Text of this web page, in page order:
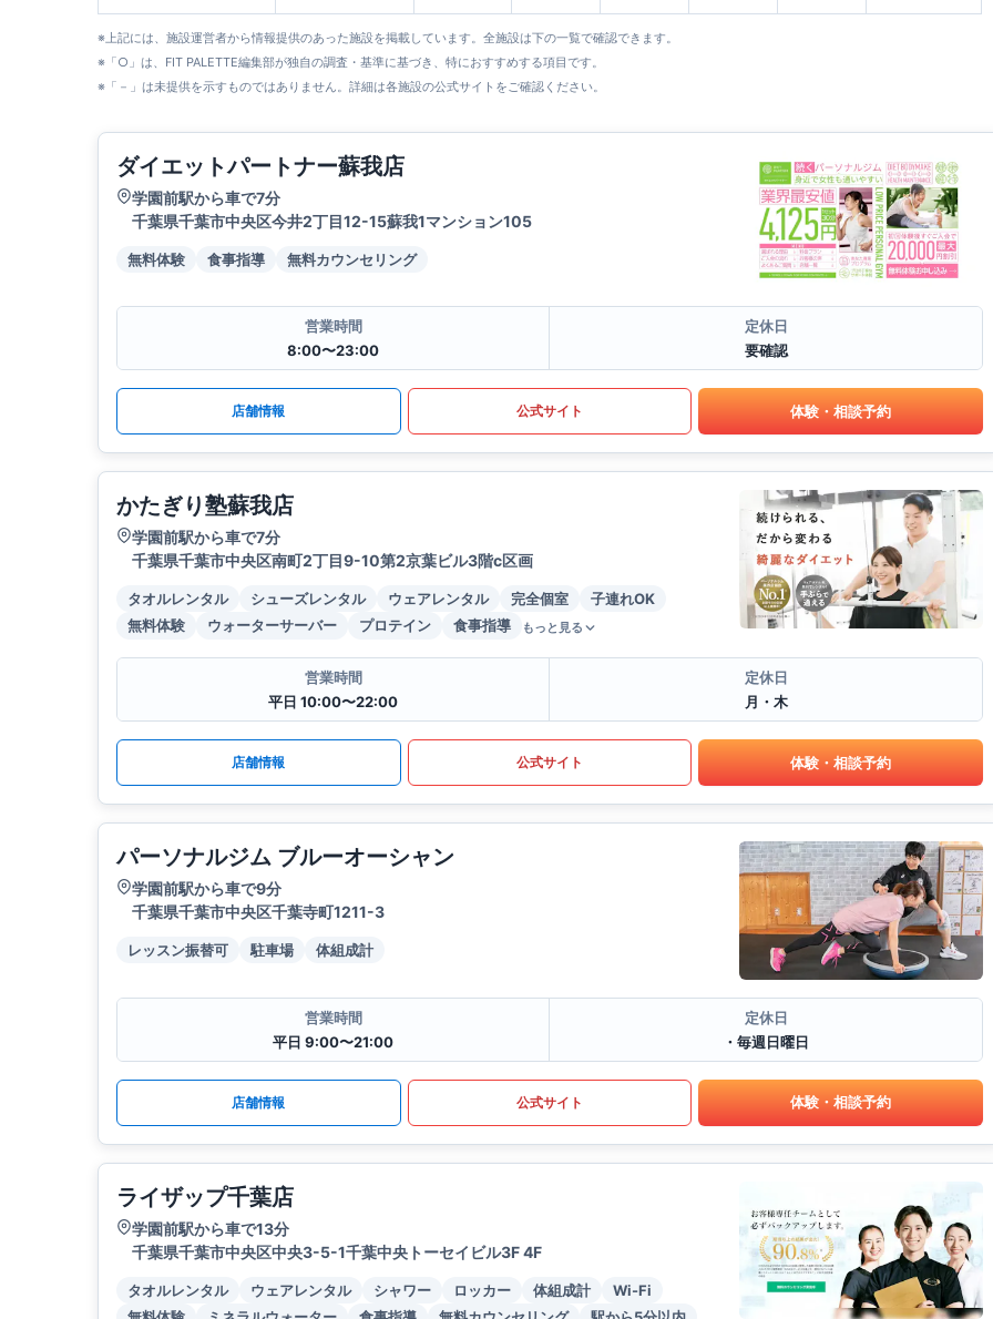
※上記には、施設運営者から情報提供のあった施設を掲載しています。全施設は下の一覧で確認できます。
※「○」は、FIT PALETTE編集部が独自の調査・基準に基づき、特におすすめする項目です。
※「－」は未提供を示すものではありません。詳細は各施設の公式サイトをご確認ください。
ダイエットパートナー蘇我店
学園前駅から車で7分
千葉県千葉市中央区今井2丁目12-15蘇我1マンション105
無料体験 食事指導 無料カウンセリング
営業時間
8:00〜23:00
定休日
要確認
店舗情報 公式サイト 体験・相談予約
かたぎり塾蘇我店
学園前駅から車で7分
千葉県千葉市中央区南町2丁目9-10第2京葉ビル3階c区画
タオルレンタル シューズレンタル ウェアレンタル 完全個室
子連れOK
無料体験
ウォーターサーバー プロテイン 食事指導 もっと見る
営業時間
平日 10:00〜22:00
定休日
月・木
店舗情報 公式サイト 体験・相談予約
パーソナルジム ブルーオーシャン
学園前駅から車で9分
千葉県千葉市中央区千葉寺町1211-3
レッスン振替可 駐車場 体組成計
営業時間
平日 9:00〜21:00
定休日
・毎週日曜日
店舗情報 公式サイト 体験・相談予約
ライザップ千葉店
学園前駅から車で13分
千葉県千葉市中央区中央3-5-1千葉中央トーセイビル3F 4F
タオルレンタル ウェアレンタル シャワー ロッカー 体組成計
Wi-Fi